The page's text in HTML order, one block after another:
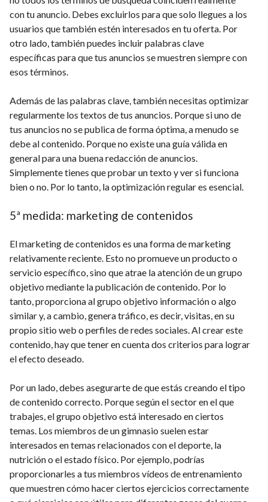
con tu anuncio. Debes excluirlos para que solo llegues a los
usuarios que también estén interesados en tu oferta. Por
otro lado, también puedes incluir palabras clave
específicas para que tus anuncios se muestren siempre con
esos términos.
Además de las palabras clave, también necesitas optimizar
regularmente los textos de tus anuncios. Porque si uno de
tus anuncios no se publica de forma óptima, a menudo se
debe al contenido. Porque no existe una guía válida en
general para una buena redacción de anuncios.
Simplemente tienes que probar un texto y ver si funciona
bien o no. Por lo tanto, la optimización regular es esencial.
5ª medida: marketing de contenidos
El marketing de contenidos es una forma de marketing
relativamente reciente. Esto no promueve un producto o
servicio específico, sino que atrae la atención de un grupo
objetivo mediante la publicación de contenido. Por lo
tanto, proporciona al grupo objetivo información o algo
similar y, a cambio, genera tráfico, es decir, visitas, en su
propio sitio web o perfiles de redes sociales. Al crear este
contenido, hay que tener en cuenta dos criterios para lograr
el efecto deseado.
Por un lado, debes asegurarte de que estás creando el tipo
de contenido correcto. Porque según el sector en el que
trabajes, el grupo objetivo está interesado en ciertos
temas. Los miembros de un gimnasio suelen estar
interesados en temas relacionados con el deporte, la
nutrición o el estado físico. Por ejemplo, podrías
proporcionarles a tus miembros vídeos de entrenamiento
que muestren cómo hacer ciertos ejercicios correctamente